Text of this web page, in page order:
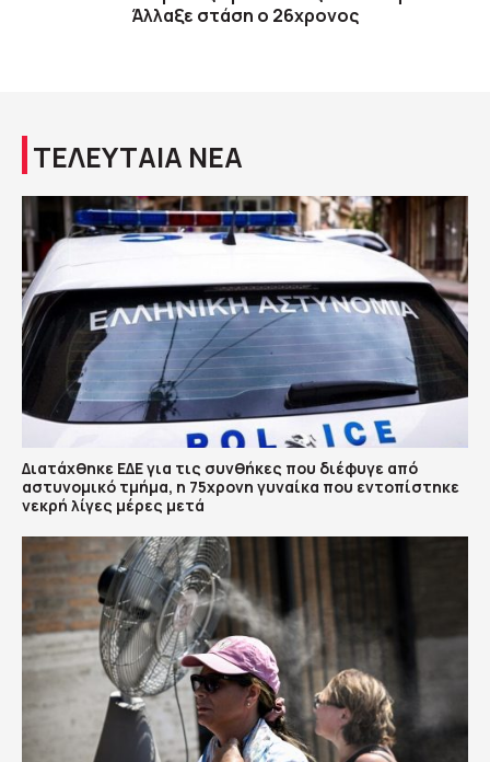
Άλλαξε στάση ο 26χρονος
ΤΕΛΕΥΤΑΙΑ ΝΕΑ
Διατάχθηκε ΕΔΕ για τις συνθήκες που διέφυγε από
αστυνομικό τμήμα, η 75χρονη γυναίκα που εντοπίστηκε
νεκρή λίγες μέρες μετά